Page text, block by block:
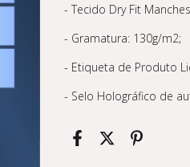
- Tecido Dry Fit
- Gramatura: 130g/m2;
- Etiqueta de Produto
- Selo Holográfico de